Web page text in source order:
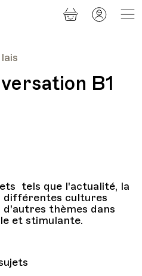
B1
tels que l'actualité, la
différentes cultures
d'autres thèmes dans
et stimulante.
Panier
Mon